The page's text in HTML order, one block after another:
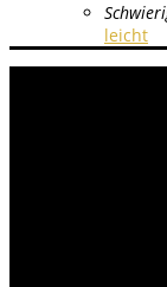
leicht